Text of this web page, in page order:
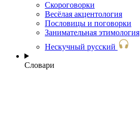
Скороговорки
Весёлая акцентология
Пословицы и поговорки
Занимательная этимология
Нескучный русский
Словари